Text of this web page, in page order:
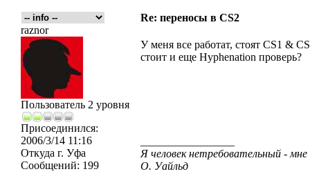
Re: переносы в CS2
raznor
Пользователь 2 уровня
Присоединился:
2006/3/14 11:16
Откуда г. Уфа
Сообщений: 199
У меня все работат, стоят CS1 &
стоит и еще Hyphenation проверь?
Я человек нетребовательный -
О. Уайльд